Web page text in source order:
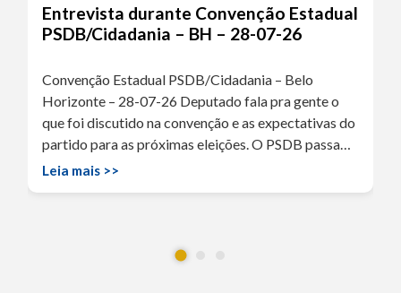
Entrevista durante Convenção Estadual
PSDB/Cidadania – BH – 28-07-26
Convenção Estadual PSDB/Cidadania – Belo
Horizonte – 28-07-26 Deputado fala pra gente o
que foi discutido na convenção e as expectativas do
partido para as próximas eleições. O PSDB passa…
Leia mais >>